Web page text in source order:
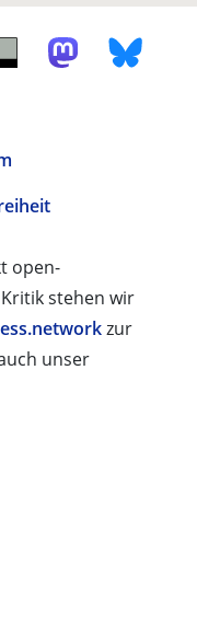
open-
stehen wir
zur
unser